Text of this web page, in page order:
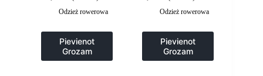
Odzież rowerowa
Pievienot
Grozam
Odzież rowerowa
Pievienot
Grozam